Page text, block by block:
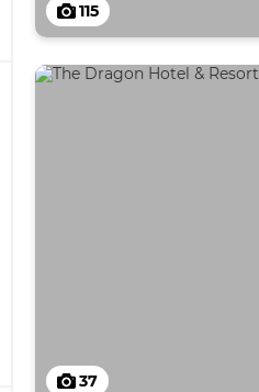
115
37